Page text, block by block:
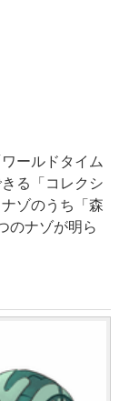
ールドタイム
る「コレクシ
ゾのうち「森
のナゾが明ら